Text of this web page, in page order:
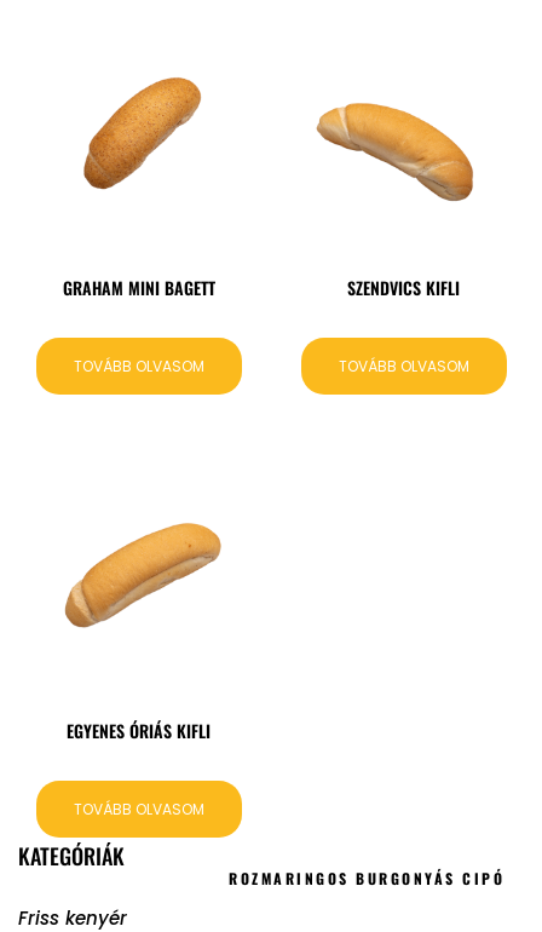
GRAHAM MINI BAGETT
TOVÁBB OLVASOM
SZENDVICS KIFLI
TOVÁBB OLVASOM
EGYENES ÓRIÁS KIFLI
TOVÁBB OLVASOM
KATEGÓRIÁK
Friss kenyér
ROZMARINGOS BURGONYÁS CIPÓ